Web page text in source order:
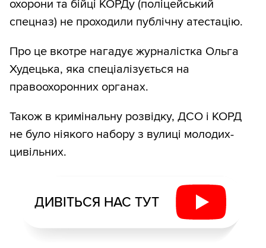
охорони та бійці КОРДу (поліцейський
спецназ) не проходили публічну атестацію.
Про це вкотре нагадує журналістка Ольга
Худецька, яка спеціалізується на
правоохоронних органах.
Також в кримінальну розвідку, ДСО і КОРД
не було ніякого набору з вулиці молодих-
цивільних.
ДИВІТЬСЯ НАС ТУТ